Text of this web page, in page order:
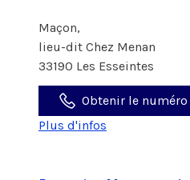
Maçon,
lieu-dit Chez Menan
33190 Les Esseintes
Obtenir le numéro
Plus d'infos